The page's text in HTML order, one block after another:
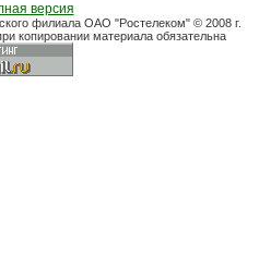
версия
филиала ОАО "Ростелеком" © 2008 г.
копировании материала обязательна